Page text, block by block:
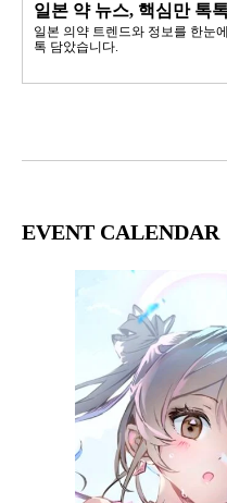
일본 약 뉴스, 핵심만 톡
일본 의약 트렌드와 정보를 한눈
톡 담았습니다.
EVENT CALENDAR